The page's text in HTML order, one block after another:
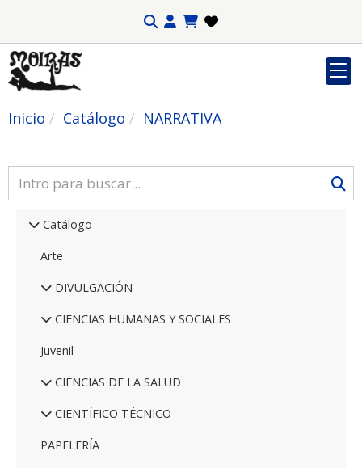
Inicio Catálogo NARRATIVA
Catálogo
Arte
DIVULGACIÓN
CIENCIAS HUMANAS Y SOCIALES
Juvenil
CIENCIAS DE LA SALUD
CIENTÍFICO TÉCNICO
PAPELERÍA